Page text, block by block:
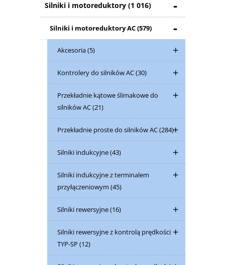
Silniki i motoreduktory (1 016)
Silniki i motoreduktory AC(579)
Akcesoria(5)
Kontrolery do silników AC(30)
Przekładnie kątowe ślimakowe do
silników AC(21)
Przekładnie proste do silników AC(284)
Silniki indukcyjne(43)
Silniki indukcyjne z terminalem
przyłączeniowym (45)
Silniki rewersyjne(16)
Silniki rewersyjne z kontrolą prędkości
TYP-SP (12)